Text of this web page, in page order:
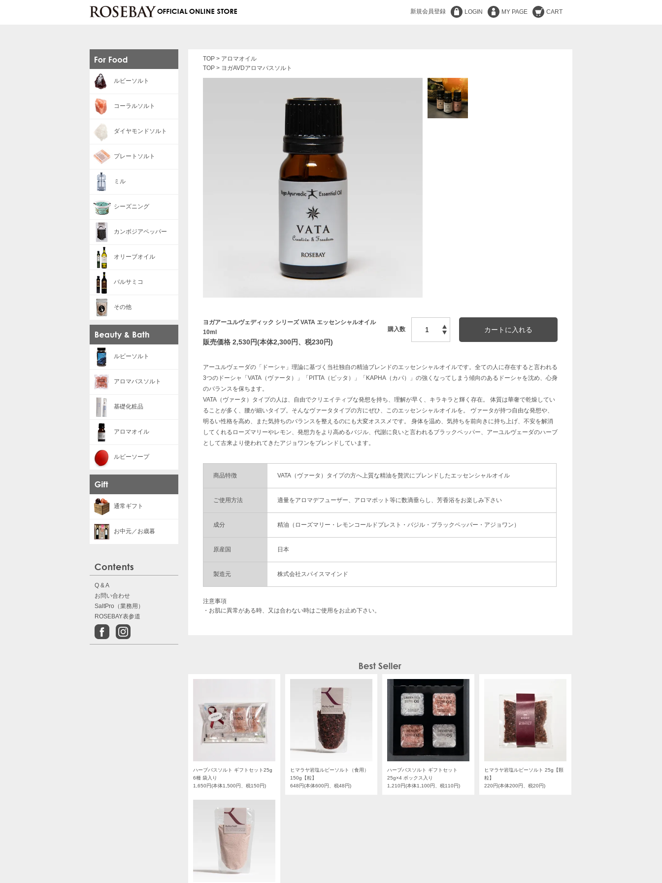
CART
MY PAGE
LOGIN
新規会員登録
ルビーソルト
コーラルソルト
ダイヤモンドソルト
プレートソルト
ミル
シーズニング
カンボジアペッパー
オリーブオイル
バルサミコ
その他
ルビーソルト
アロマバスソルト
基礎化粧品
アロマオイル
ルビーソープ
通常ギフト
お中元／お歳暮
Q & A
お問い合わせ
SaltPro（業務用）
ROSEBAY表参道
TOP > アロマオイル
TOP > ヨガAVDアロマバスソルト
ヨガアーユルヴェディック シリーズ VATA エッセンシャルオイル
10ml
販売価格 2,530円(本体2,300円、税230円)
購入数
アーユルヴェーダの「ドーシャ」理論に基づく当社独自の精油ブレンドのエッセンシャルオイルです。全ての人に存在すると言われる
3つのドーシャ「VATA（ヴァータ）」「PITTA（ピッタ）」「KAPHA（カパ）」の強くなってしまう傾向のあるドーシャを沈め、心身
のバランスを保ちます。
VATA（ヴァータ）タイプの人は、自由でクリエイティブな発想を持ち、理解が早く、キラキラと輝く存在。 体質は華奢で乾燥してい
ることが多く、腰が細いタイプ。そんなヴァータタイプの方にぜひ、このエッセンシャルオイルを。 ヴァータが持つ自由な発想や、
明るい性格を高め、また気持ちのバランスを整えるのにも大変オススメです。 身体を温め、気持ちを前向きに持ち上げ、不安を解消
してくれるローズマリーやレモン、発想力をより高めるバジル、代謝に良いと言われるブラックペッパー、アーユルヴェーダのハーブ
として古来より使われてきたアジョワンをブレンドしています。
商品特徴 VATA（ヴァータ）タイプの方へ上質な精油を贅沢にブレンドしたエッセンシャルオイル
ご使用方法 適量をアロマデフューザー、アロマポット等に数滴垂らし、芳香浴をお楽しみ下さい
成分 精油（ローズマリー・レモンコールドプレスト・バジル・ブラックペッパー・アジョワン）
原産国 日本
製造元 株式会社スパイスマインド
注意事項
・お肌に異常がある時、又は合わない時はご使用をお止め下さい。
ハーブバスソルト ギフトセット25g
6種 袋入り
1,650円(本体1,500円、税150円)
ヒマラヤ岩塩ルビーソルト（食用）
150g【粒】
648円(本体600円、税48円)
ハーブバスソルト ギフトセット
25g×4 ボックス入り
1,210円(本体1,100円、税110円)
ヒマラヤ岩塩ルビーソルト 25g【顆
粒】
220円(本体200円、税20円)